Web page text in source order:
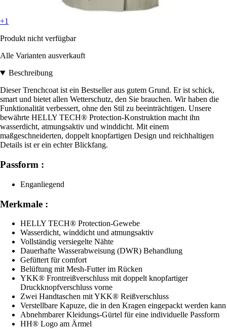
+1
Produkt nicht verfügbar
Alle Varianten ausverkauft
Beschreibung
Dieser Trenchcoat ist ein Bestseller aus gutem Grund. Er ist schick,
smart und bietet allen Wetterschutz, den Sie brauchen. Wir haben die
Funktionalität verbessert, ohne den Stil zu beeinträchtigen. Unsere
bewährte HELLY TECH® Protection-Konstruktion macht ihn
wasserdicht, atmungsaktiv und winddicht. Mit einem
maßgeschneiderten, doppelt knopfartigen Design und reichhaltigen
Details ist er ein echter Blickfang.
Passform :
Enganliegend
Merkmale :
HELLY TECH® Protection-Gewebe
Wasserdicht, winddicht und atmungsaktiv
Vollständig versiegelte Nähte
Dauerhafte Wasserabweisung (DWR) Behandlung
Gefüttert für comfort
Belüftung mit Mesh-Futter im Rücken
YKK® Frontreißverschluss mit doppelt knopfartiger
Druckknopfverschluss vorne
Zwei Handtaschen mit YKK® Reißverschluss
Verstellbare Kapuze, die in den Kragen eingepackt werden kann
Abnehmbarer Kleidungs-Gürtel für eine individuelle Passform
HH® Logo am Ärmel